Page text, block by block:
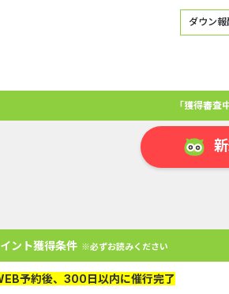
ダウン報
「獲得審査
ント獲得条件 ※必ずお読みください
予約後、300日以内に催行完了